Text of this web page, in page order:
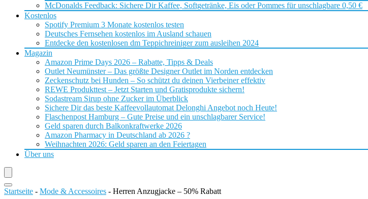
McDonalds Feedback: Sichere Dir Kaffee, Softgetränke, Eis oder Pommes für unschlagbare 0,50 €
Kostenlos
Spotify Premium 3 Monate kostenlos testen
Deutsches Fernsehen kostenlos im Ausland schauen
Entdecke den kostenlosen dm Teppichreiniger zum ausleihen 2024
Magazin
Amazon Prime Days 2026 – Rabatte, Tipps & Deals
Outlet Neumünster – Das größte Designer Outlet im Norden entdecken
Zeckenschutz bei Hunden – So schützt du deinen Vierbeiner effektiv
REWE Produkttest – Jetzt Starten und Gratisprodukte sichern!
Sodastream Sirup ohne Zucker im Überblick
Sichere Dir das beste Kaffeevollautomat Delonghi Angebot noch Heute!
Flaschenpost Hamburg – Gute Preise und ein unschlagbarer Service!
Geld sparen durch Balkonkraftwerke 2026
Amazon Pharmacy in Deutschland ab 2026 ?
Weihnachten 2026: Geld sparen an den Feiertagen
Über uns
Startseite - Mode & Accessoires - Herren Anzugjacke – 50% Rabatt